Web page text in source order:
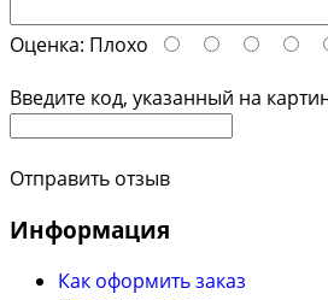
Оценка: Плохо
Введите код, указанный на
Отправить отзыв
Информация
Как оформить заказ